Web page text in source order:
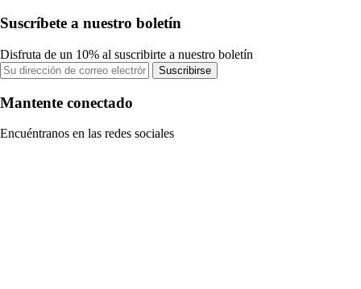
Suscríbete a nuestro boletín
Disfruta de un 10% al suscribirte a nuestro boletín
Suscribirse
Mantente conectado
Encuéntranos en las redes sociales